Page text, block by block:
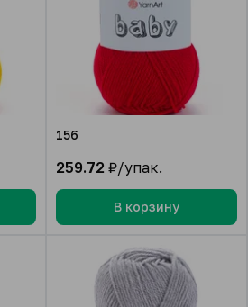
156
259.72 ₽/упак.
В корзину